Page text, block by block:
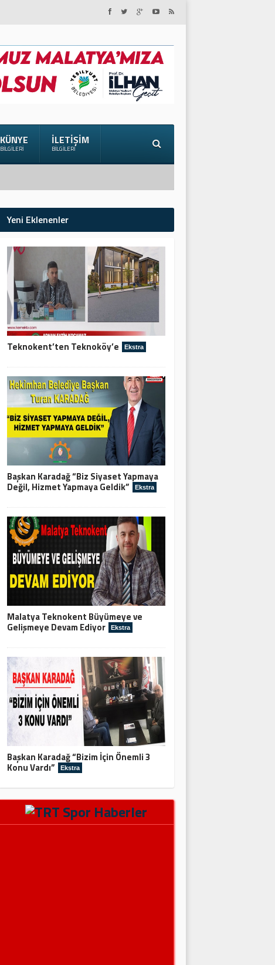
KÜNYE
BILGILERI
İLETIŞIM
BILGILERI
Yeni Eklenenler
Teknokent’ten Teknoköy’e Ekstra
Başkan Karadağ “Biz Siyaset Yapmaya
Değil, Hizmet Yapmaya Geldik” Ekstra
Malatya Teknokent Büyümeye ve
Gelişmeye Devam Ediyor Ekstra
Başkan Karadağ “Bizim İçin Önemli 3
Konu Vardı” Ekstra